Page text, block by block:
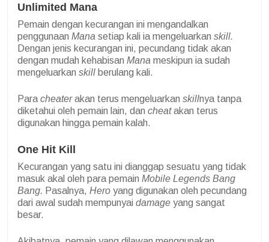
Unlimited Mana
Pemain dengan kecurangan ini mengandalkan
penggunaan Mana setiap kali ia mengeluarkan skill.
Dengan jenis kecurangan ini, pecundang tidak akan
dengan mudah kehabisan Mana meskipun ia sudah
mengeluarkan skill berulang kali.
Para cheaterakan terus mengeluarkan skillnya tanpa
diketahui oleh pemain lain, dan cheatakan terus
digunakan hingga pemain kalah.
One Hit Kill
Kecurangan yang satu ini dianggap sesuatu yang tidak
masuk akal oleh para pemain Mobile Legends Bang
Bang. Pasalnya, Hero yang digunakan oleh pecundang
dari awal sudah mempunyai damage yang sangat
besar.